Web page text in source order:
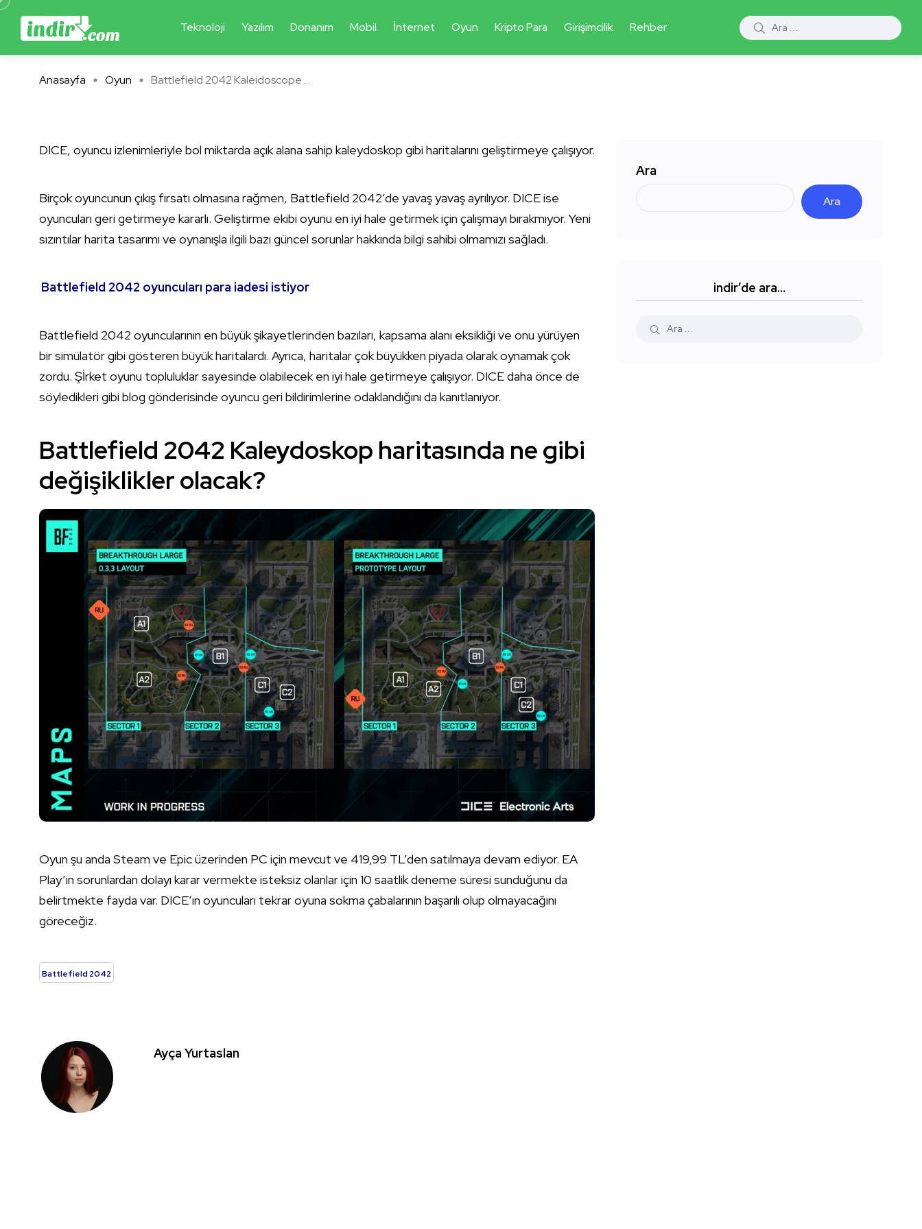
Teknoloji Yazılım Donanım Mobil İnternet Oyun Kripto Para Girişimcilik Rehber
Anasayfa Oyun Battlefield 2042 Kaleidoscope ...
DICE, oyuncu izlenimleriyle bol miktarda açık alana sahip kaleydoskop gibi haritalarını geliştirmeye çalışıyor.
Birçok oyuncunun çıkış fırsatı olmasına rağmen, Battlefield 2042’de yavaş yavaş ayrılıyor. DICE ise
oyuncuları geri getirmeye kararlı. Geliştirme ekibi oyunu en iyi hale getirmek için çalışmayı bırakmıyor. Yeni
sızıntılar harita tasarımı ve oynanışla ilgili bazı güncel sorunlar hakkında bilgi sahibi olmamızı sağladı.
Battlefield 2042 oyuncuları para iadesi istiyor
Battlefield 2042 oyuncularının en büyük şikayetlerinden bazıları, kapsama alanı eksikliği ve onu yürüyen
bir simülatör gibi gösteren büyük haritalardı. Ayrıca, haritalar çok büyükken piyada olarak oynamak çok
zordu. Şİrket oyunu topluluklar sayesinde olabilecek en iyi hale getirmeye çalışıyor. DICE daha önce de
söyledikleri gibi blog gönderisinde oyuncu geri bildirimlerine odaklandığını da kanıtlanıyor.
Battlefield 2042 Kaleydoskop haritasında ne gibi
değişiklikler olacak?
Oyun şu anda Steam ve Epic üzerinden PC için mevcut ve 419,99 TL’den satılmaya devam ediyor. EA
Play’in sorunlardan dolayı karar vermekte isteksiz olanlar için 10 saatlik deneme süresi sunduğunu da
belirtmekte fayda var. DICE’ın oyuncuları tekrar oyuna sokma çabalarının başarılı olup olmayacağını
göreceğiz.
Battlefield 2042
Ayça Yurtaslan
Ara
Ara
indir’de ara…